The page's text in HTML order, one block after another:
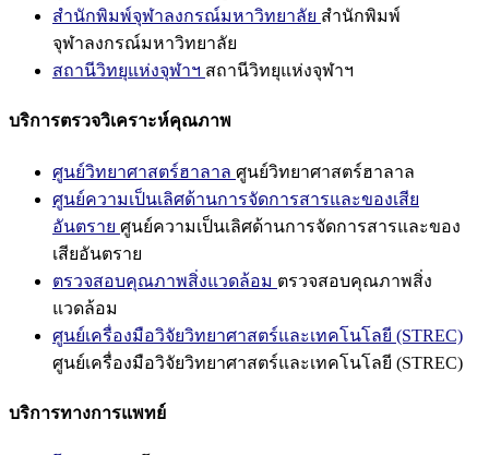
สำนักพิมพ์จุฬาลงกรณ์มหาวิทยาลัย สำนักพิมพ์
จุฬาลงกรณ์มหาวิทยาลัย
สถานีวิทยุแห่งจุฬาฯ สถานีวิทยุแห่งจุฬาฯ
บริการตรวจวิเคราะห์คุณภาพ
ศูนย์วิทยาศาสตร์ฮาลาล ศูนย์วิทยาศาสตร์ฮาลาล
ศูนย์ความเป็นเลิศด้านการจัดการสารและของเสีย
อันตราย ศูนย์ความเป็นเลิศด้านการจัดการสารและของ
เสียอันตราย
ตรวจสอบคุณภาพสิ่งแวดล้อม ตรวจสอบคุณภาพสิ่ง
แวดล้อม
ศูนย์เครื่องมือวิจัยวิทยาศาสตร์และเทคโนโลยี (STREC)
ศูนย์เครื่องมือวิจัยวิทยาศาสตร์และเทคโนโลยี (STREC)
บริการทางการแพทย์